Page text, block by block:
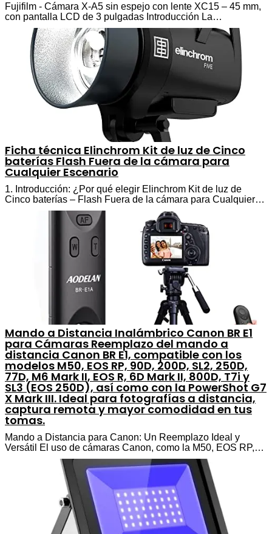
Fujifilm - Cámara X-A5 sin espejo con lente XC15 – 45 mm,
con pantalla LCD de 3 pulgadas Introducción La…
Ficha técnica Elinchrom Kit de luz de Cinco
baterías Flash Fuera de la cámara para
Cualquier Escenario
1. Introducción: ¿Por qué elegir Elinchrom Kit de luz de
Cinco baterías – Flash Fuera de la cámara para Cualquier…
Mando a Distancia Inalámbrico Canon BR E1
para Cámaras Reemplazo del mando a
distancia Canon BR E1, compatible con los
modelos M50, EOS RP, 90D, 200D, SL2, 250D,
77D, M6 Mark II, EOS R, 6D Mark II, 800D, T7i y
SL3 (EOS 250D), así como con la PowerShot G7
X Mark III. Ideal para fotografías a distancia,
captura remota y mayor comodidad en tus
tomas.
Mando a Distancia para Canon: Un Reemplazo Ideal y
Versátil El uso de cámaras Canon, como la M50, EOS RP,…